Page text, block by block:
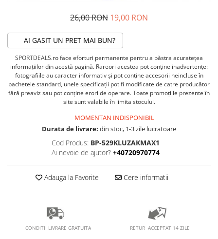
FURCI SI AMORTIZOARE
PEDALE SI ACCESORII
PIESE E-BIKE
ROTI SI PIESE
RULMENTI
SEI SI COMPONENTE
TRANSMISIE
PROTECTII/ARMURI
ARMURI
PROTECTII COATE
PROTECTII GENUNCHI
ALTE PROTECTII
PANTALONI PROTECTIE
SEPCI /CACIULI / BANDANE
MASTI/CAGULE
26,00 RON 19,00 RON
AI GASIT UN PRET MAI BUN?
SPORTDEALS.ro face eforturi permanente pentru a păstra acurateţea
informaţiilor din acestă pagină. Rareori acestea pot conţine inadvertenţe:
fotografiile au caracter informativ şi pot conţine accesorii neincluse în
pachetele standard, unele specificaţii pot fi modificate de catre producător
fără preaviz sau pot conţine erori de operare. Toate promoţiile prezente în
site sunt valabile în limita stocului.
MOMENTAN INDISPONIBIL
Durata de livrare: din stoc, 1-3 zile lucratoare
Cod Produs: BP-529KLUZAKMAX1
Ai nevoie de ajutor? +40720970774
Adauga la Favorite Cere informatii
CONDITII LIVRARE GRATUITA RETUR ACCEPTAT 14 ZILE